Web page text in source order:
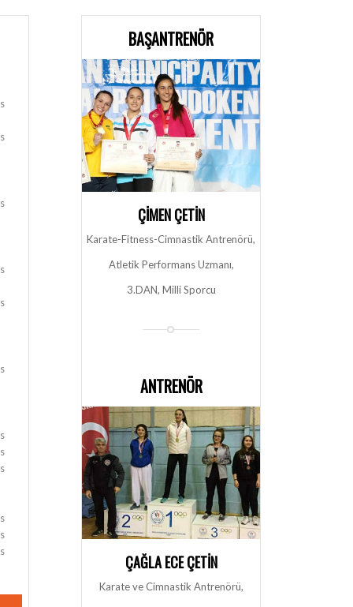
BAŞANTRENÖR
ÇIMEN ÇETIN
Karate-Fitness-Cimnastik Antrenörü,
Atletik Performans Uzmanı,
3.DAN, Milli Sporcu
ANTRENÖR
ÇAĞLA ECE ÇETIN
Karate ve Cimnastik Antrenörü,